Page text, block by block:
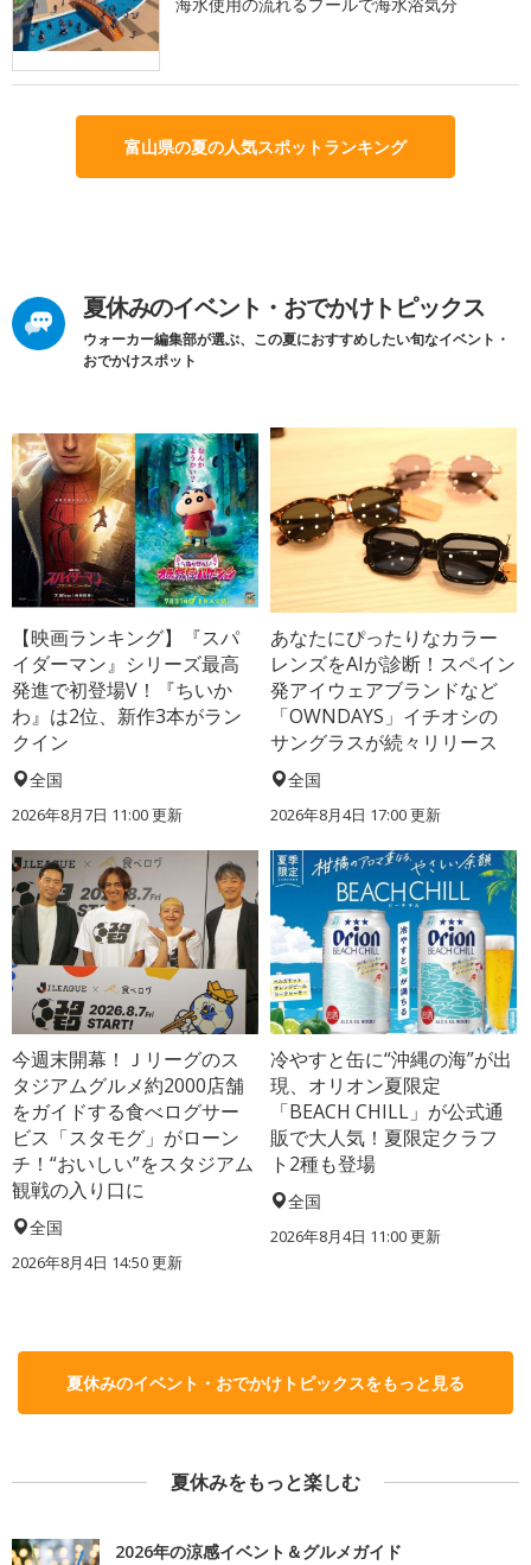
富山県の夏の人気スポットランキング
夏休みのイベント・おでかけトピックス
ウォーカー編集部が選ぶ、この夏におすすめしたい旬なイベント・
おでかけスポット
【映画ランキング】『スパ
イダーマン』シリーズ最高
発進で初登場V！『ちいか
わ』は2位、新作3本がラン
クイン
全国
2026年8月7日 11:00更新
あなたにぴったりなカラー
レンズをAIが診断！スペイン
発アイウェアブランドなど
「OWNDAYS」イチオシの
サングラスが続々リリース
全国
2026年8月4日 17:00更新
今週末開幕！Ｊリーグのス
タジアムグルメ約2000店舗
をガイドする食べログサー
ビス「スタモグ」がローン
チ！“おいしい”をスタジアム
観戦の入り口に
全国
2026年8月4日 14:50更新
冷やすと缶に“沖縄の海”が出
現、オリオン夏限定
「BEACH CHILL」が公式通
販で大人気！夏限定クラフ
ト2種も登場
全国
2026年8月4日 11:00更新
夏休みのイベント・おでかけトピックスをもっと見る
夏休みをもっと楽しむ
2026年の涼感イベント＆グルメガイド